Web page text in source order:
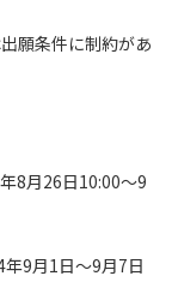
願条件に制約があ
8月26日10:00～9
年9月1日～9月7日